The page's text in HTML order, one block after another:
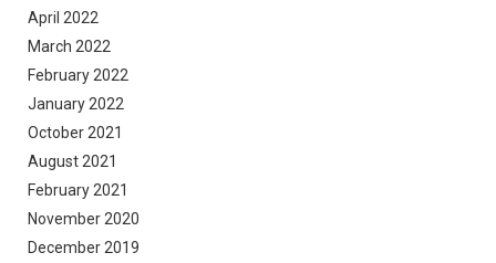
April 2022
March 2022
February 2022
January 2022
October 2021
August 2021
February 2021
November 2020
December 2019